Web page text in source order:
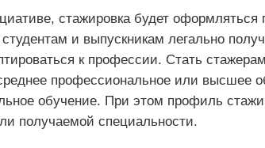
стажировка будет оформляться
и выпускникам легально
к профессии. Стать
профессиональное или высшее
обучение. При этом профиль
получаемой специальности.